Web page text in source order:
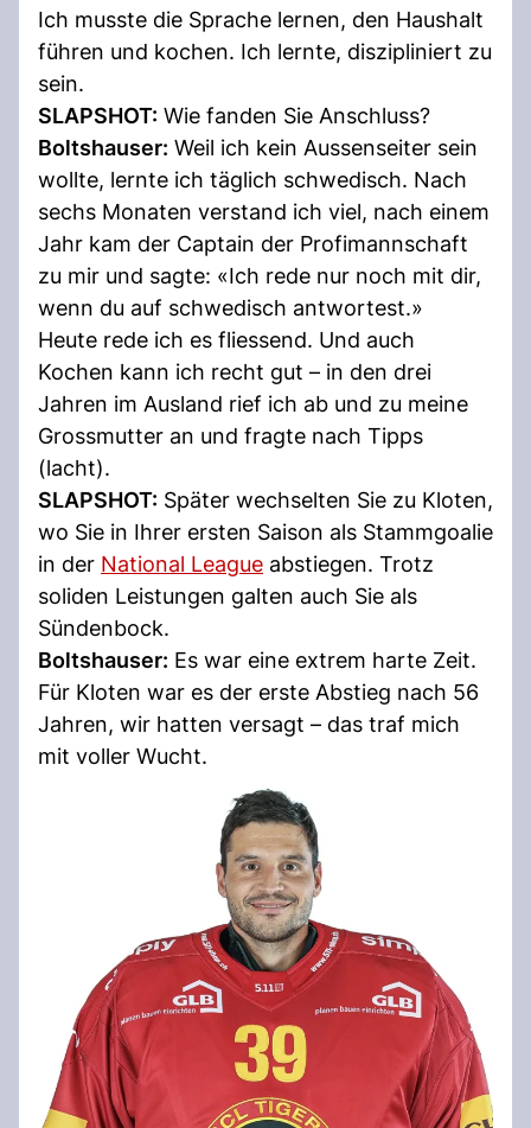
Ich musste die Sprache lernen, den Haushalt
führen und kochen. Ich lernte, diszipliniert zu
sein.
SLAPSHOT: Wie fanden Sie Anschluss?
Boltshauser: Weil ich kein Aussenseiter sein
wollte, lernte ich täglich schwedisch. Nach
sechs Monaten verstand ich viel, nach einem
Jahr kam der Captain der Profimannschaft
zu mir und sagte: «Ich rede nur noch mit dir,
wenn du auf schwedisch antwortest.»
Heute rede ich es fliessend. Und auch
Kochen kann ich recht gut – in den drei
Jahren im Ausland rief ich ab und zu meine
Grossmutter an und fragte nach Tipps
(lacht).
SLAPSHOT: Später wechselten Sie zu Kloten,
wo Sie in Ihrer ersten Saison als Stammgoalie
in der National League abstiegen. Trotz
soliden Leistungen galten auch Sie als
Sündenbock.
Boltshauser: Es war eine extrem harte Zeit.
Für Kloten war es der erste Abstieg nach 56
Jahren, wir hatten versagt – das traf mich
mit voller Wucht.